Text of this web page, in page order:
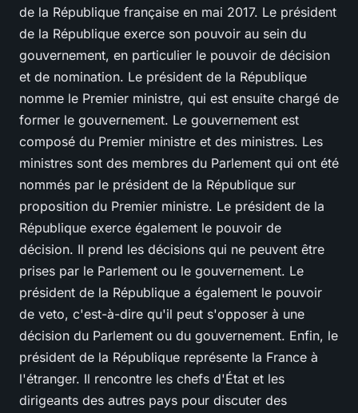
de la République française en mai 2017. Le président
de la République exerce son pouvoir au sein du
gouvernement, en particulier le pouvoir de décision
et de nomination. Le président de la République
nomme le Premier ministre, qui est ensuite chargé de
former le gouvernement. Le gouvernement est
composé du Premier ministre et des ministres. Les
ministres sont des membres du Parlement qui ont été
nommés par le président de la République sur
proposition du Premier ministre. Le président de la
République exerce également le pouvoir de
décision. Il prend les décisions qui ne peuvent être
prises par le Parlement ou le gouvernement. Le
président de la République a également le pouvoir
de veto, c'est-à-dire qu'il peut s'opposer à une
décision du Parlement ou du gouvernement. Enfin, le
président de la République représente la France à
l'étranger. Il rencontre les chefs d'État et les
dirigeants des autres pays pour discuter des